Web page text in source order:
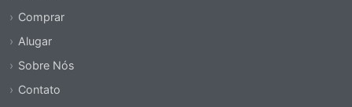
Comprar
Alugar
Sobre Nós
Contato